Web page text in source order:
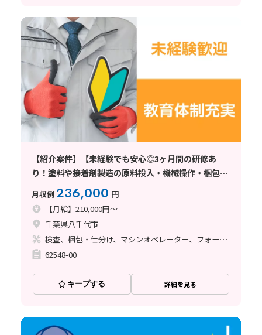
【紹介案件】【未経験でも安心◎3ヶ月間の研修あ
り！塗料や接着剤製造の原料投入・機械操作・梱包】
月給21万円/3交替/千葉県八千代市/土日休み/寮完備/
フォークリフトの資格取得支援制度
月収例236,000 円
【月給】210,000円～
千葉県八千代市
検査、梱包・仕分け、マシンオペレーター、フォークリフト、塗装
62548-00
キープする 詳細を見る